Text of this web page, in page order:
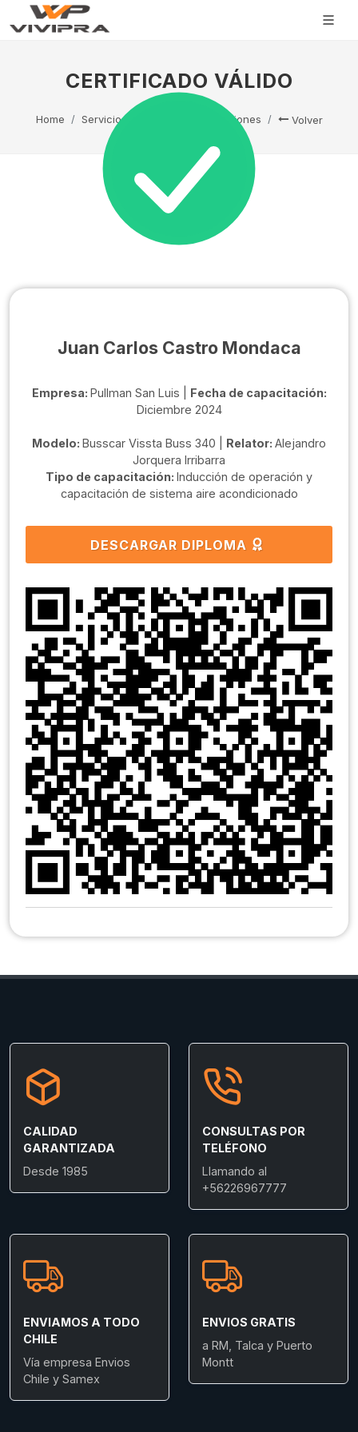
CERTIFICADO VÁLIDO
Home Servicio Técnico Capacitaciones Volver
Juan Carlos Castro Mondaca
Empresa: Pullman San Luis | Fecha de capacitación:
Diciembre 2024
Modelo: Busscar Vissta Buss 340 | Relator: Alejandro
Jorquera Irribarra
Tipo de capacitación: Inducción de operación y
capacitación de sistema aire acondicionado
DESCARGAR DIPLOMA
CALIDAD
GARANTIZADA
Desde 1985
CONSULTAS POR
TELÉFONO
Llamando al
+56226967777
ENVIAMOS A TODO
CHILE
Vía empresa Envios
Chile y Samex
ENVIOS GRATIS
a RM, Talca y Puerto
Montt